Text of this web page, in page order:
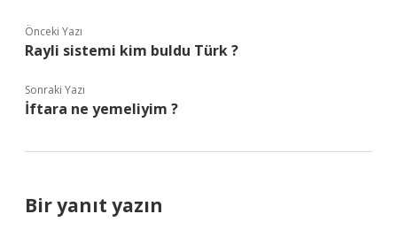
Önceki Yazı
Rayli sistemi kim buldu Türk ?
Sonraki Yazı
İftara ne yemeliyim ?
Bir yanıt yazın